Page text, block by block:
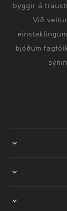
byggir á
Við
bjóðum